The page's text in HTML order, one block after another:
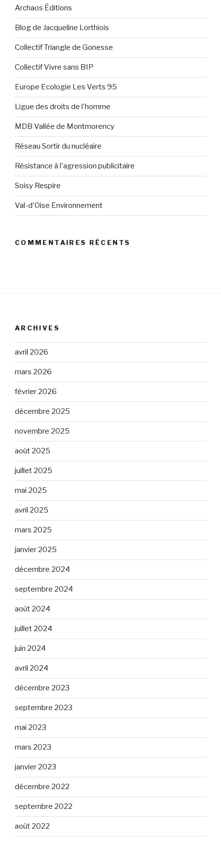
Archaos Éditions
Blog de Jacqueline Lorthiois
Collectif Triangle de Gonesse
Collectif Vivre sans BIP
Europe Ecologie Les Verts 95
Ligue des droits de l'homme
MDB Vallée de Montmorency
Réseau Sortir du nucléaire
Résistance à l'agression publicitaire
Soisy Respire
Val-d'Oise Environnement
COMMENTAIRES RÉCENTS
ARCHIVES
avril 2026
mars 2026
février 2026
décembre 2025
novembre 2025
août 2025
juillet 2025
mai 2025
avril 2025
mars 2025
janvier 2025
décembre 2024
septembre 2024
août 2024
juillet 2024
juin 2024
avril 2024
décembre 2023
septembre 2023
mai 2023
mars 2023
janvier 2023
décembre 2022
septembre 2022
août 2022